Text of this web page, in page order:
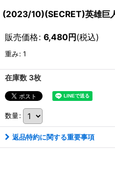
(2023/10)(SECRET)英雄巨
販売価格: 6,480円(税込)
重み: 1
在庫数 3枚
数量:
返品特約に関する重要事項